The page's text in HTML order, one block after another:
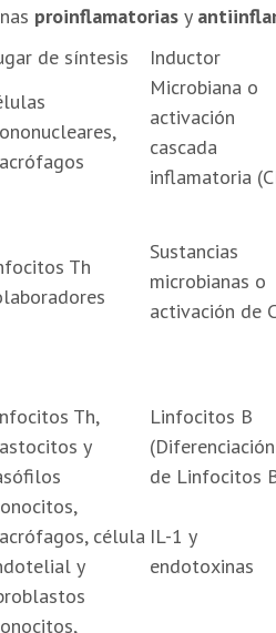
proinflamatoriasy
de síntesis Inductor
Microbiana o
activación
cascada
inflamatoria
Th
Sustancias
microbianas o
activación de
Th,
y
Linfocitos B
(Diferenciación
de Linfocitos
célula
y
IL-1 y
endotoxinas